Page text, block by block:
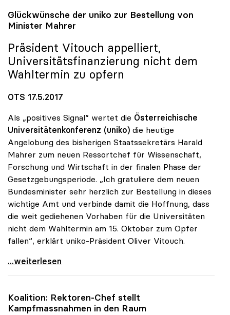
Glückwünsche der uniko zur Bestellung von
Minister Mahrer
Präsident Vitouch appelliert,
Universitätsfinanzierung nicht dem
Wahltermin zu opfern
OTS 17.5.2017
Als „positives Signal“ wertet die Österreichische
Universitätenkonferenz (uniko) die heutige
Angelobung des bisherigen Staatssekretärs Harald
Mahrer zum neuen Ressortchef für Wissenschaft,
Forschung und Wirtschaft in der finalen Phase der
Gesetzgebungsperiode. „Ich gratuliere dem neuen
Bundesminister sehr herzlich zur Bestellung in dieses
wichtige Amt und verbinde damit die Hoffnung, dass
die weit gediehenen Vorhaben für die Universitäten
nicht dem Wahltermin am 15. Oktober zum Opfer
fallen“, erklärt uniko-Präsident Oliver Vitouch.
Glückwünsche der uniko zur Bestellung von Minister
...weiterlesen
Koalition: Rektoren-Chef stellt
Kampfmassnahmen in den Raum